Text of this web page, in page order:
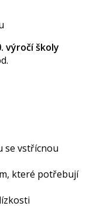
výročí školy
se vstřícnou
které potřebují